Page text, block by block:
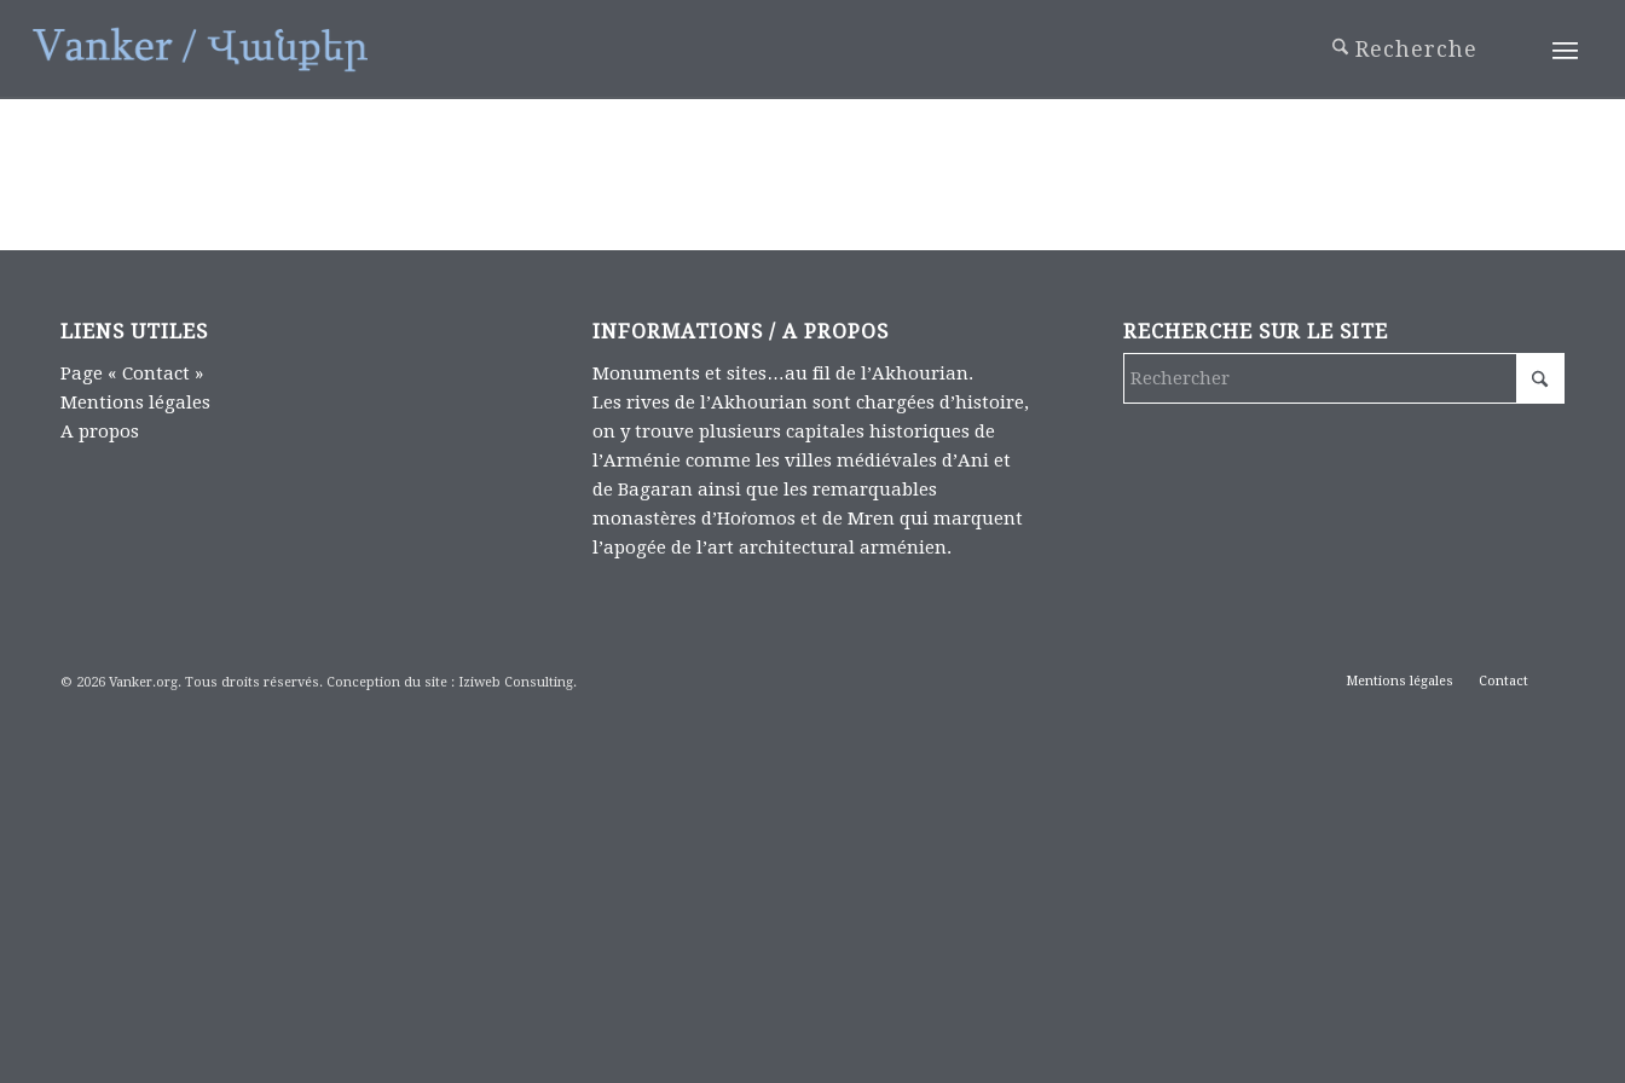
LIENS UTILES
Page « Contact »
Mentions légales
A propos
INFORMATIONS / A PROPOS
Monuments et sites…au fil de l’Akhourian.
Les rives de l’Akhourian sont chargées d’histoire,
on y trouve plusieurs capitales historiques de
l’Arménie comme les villes médiévales d’Ani et
de Bagaran ainsi que les remarquables
monastères d’Hoṙomos et de Mren qui marquent
l’apogée de l’art architectural arménien.
RECHERCHE SUR LE SITE
© 2026 Vanker.org. Tous droits réservés. Conception du site : Iziweb Consulting. Mentions légales Contact